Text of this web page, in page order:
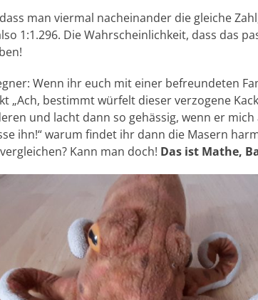
man viermal nacheinander die gleiche
1:1.296. Die Wahrscheinlichkeit, dass das
Wenn ihr euch mit einer befreundeten
„Ach, bestimmt würfelt dieser verzogene
und lacht dann so gehässig, wenn er
ihn!“ warum findet ihr dann die Masern
Kann man doch! Das ist Mathe,